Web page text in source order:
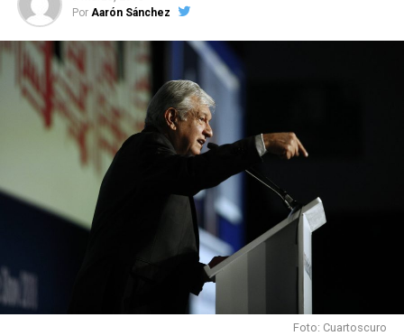
Por Aarón Sánchez
Foto: Cuartoscuro